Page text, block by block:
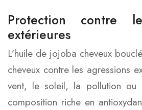
Protection contre
extérieures
L’huile de jojoba cheveux
cheveux contre les agressions
vent, le soleil, la pollution ou
composition riche en